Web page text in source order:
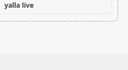
yalla live